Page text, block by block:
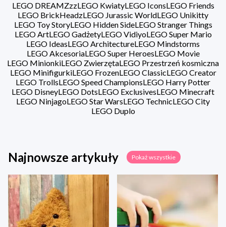
LEGO DREAMZzzLEGO KwiatyLEGO IconsLEGO Friends
LEGO BrickHeadzLEGO Jurassic WorldLEGO Unikitty
LEGO Toy StoryLEGO Hidden SideLEGO Stranger Things
LEGO ArtLEGO GadżetyLEGO VidiyoLEGO Super Mario
LEGO IdeasLEGO ArchitectureLEGO Mindstorms
LEGO AkcesoriaLEGO Super HeroesLEGO Movie
LEGO MinionkiLEGO ZwierzętaLEGO Przestrzeń kosmiczna
LEGO MinifigurkiLEGO FrozenLEGO ClassicLEGO Creator
LEGO TrollsLEGO Speed ChampionsLEGO Harry Potter
LEGO DisneyLEGO DotsLEGO ExclusivesLEGO Minecraft
LEGO NinjagoLEGO Star WarsLEGO TechnicLEGO City
LEGO Duplo
Najnowsze artykuły Pokaż wszystkie